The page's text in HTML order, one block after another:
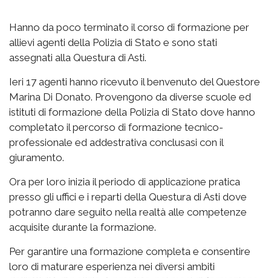
Hanno da poco terminato il corso di formazione per
allievi agenti della Polizia di Stato e sono stati
assegnati alla Questura di Asti.
Ieri 17 agenti hanno ricevuto il benvenuto del Questore
Marina Di Donato. Provengono da diverse scuole ed
istituti di formazione della Polizia di Stato dove hanno
completato il percorso di formazione tecnico-
professionale ed addestrativa conclusasi con il
giuramento.
Ora per loro inizia il periodo di applicazione pratica
presso gli uffici e i reparti della Questura di Asti dove
potranno dare seguito nella realtà alle competenze
acquisite durante la formazione.
Per garantire una formazione completa e consentire
loro di maturare esperienza nei diversi ambiti